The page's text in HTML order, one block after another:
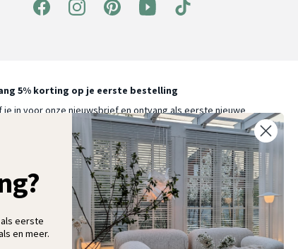
5% korting op je eerste bestelling
je in voor onze nieuwsbrief en ontvang als eerste nieuwe
collecties en aanbiedingen
Aanmelden
eerste
en meer.